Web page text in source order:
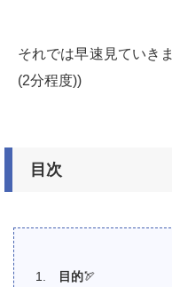
それでは早速見ていき
(2分程度))
目次
目的🏹